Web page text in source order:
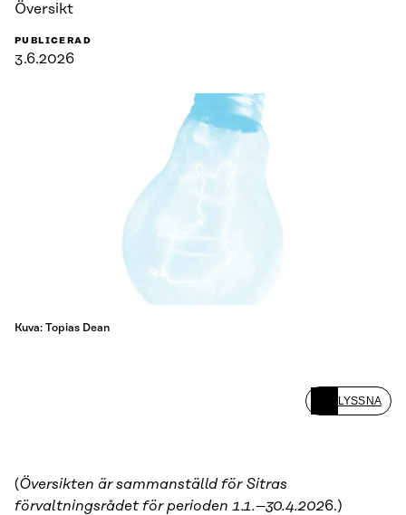
Översikt
PUBLICERAD
3.6.2026
Kuva: Topias Dean
LYSSNA
(Översikten är sammanställd för Sitras
förvaltningsrådet för perioden 1.1.–30.4.2026.)